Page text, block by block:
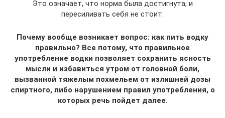
Это означает, что норма была достигнута, и
пересиливать себя не стоит.
Почему вообще возникает вопрос: как пить водку
правильно? Все потому, что правильное
употребление водки позволяет сохранить ясность
мысли и избавиться утром от головной боли,
вызванной тяжелым похмельем от излишней дозы
спиртного, либо нарушением правил употребления, о
которых речь пойдет далее.